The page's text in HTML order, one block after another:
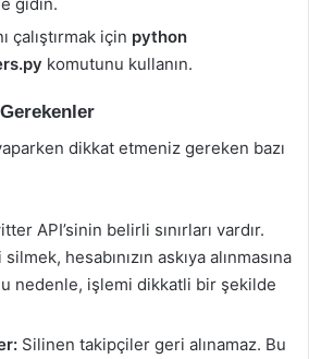
çalıştırmak için python
komutunu kullanın.
dikkat etmeniz gereken bazı
API’sinin belirli sınırları vardır.
hesabınızın askıya alınmasına
nedenle, işlemi dikkatli bir şekilde
Silinen takipçiler geri alınamaz. Bu